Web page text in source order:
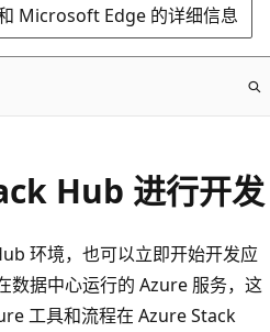
Microsoft Edge 的详细信息
Hub 进行开发
环境，也可以立即开始开发应
数据中心运行的 Azure 服务，这
工具和流程在 Azure Stack